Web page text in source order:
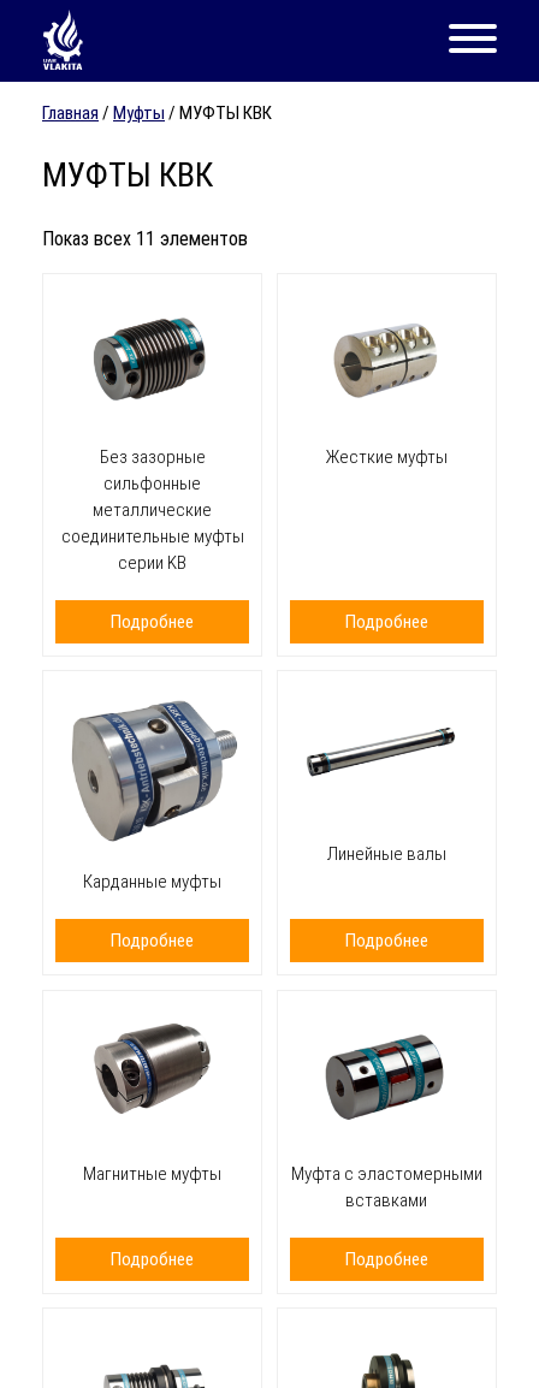
Главная / Муфты / МУФТЫ КВК
МУФТЫ КВК
Показ всех 11 элементов
Без зазорные
сильфонные
металлические
соединительные муфты
серии KB
Подробнее
Жесткие муфты
Подробнее
Карданные муфты
Подробнее
Линейные валы
Подробнее
Магнитные муфты
Подробнее
Муфта с эластомерными
вставками
Подробнее